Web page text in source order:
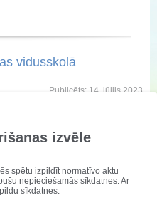
izvēle
spētu izpildīt normatīvo aktu
nepieciešamās sīkdatnes. Ar
sīkdatnes.
vidusskolā
Publicēts: 14. jūlijs 2023
uzņemšana visa gada garumā
UZŅEMŠANAS KĀRTĪBAI
uz mācībām 1. klasēs sāksies